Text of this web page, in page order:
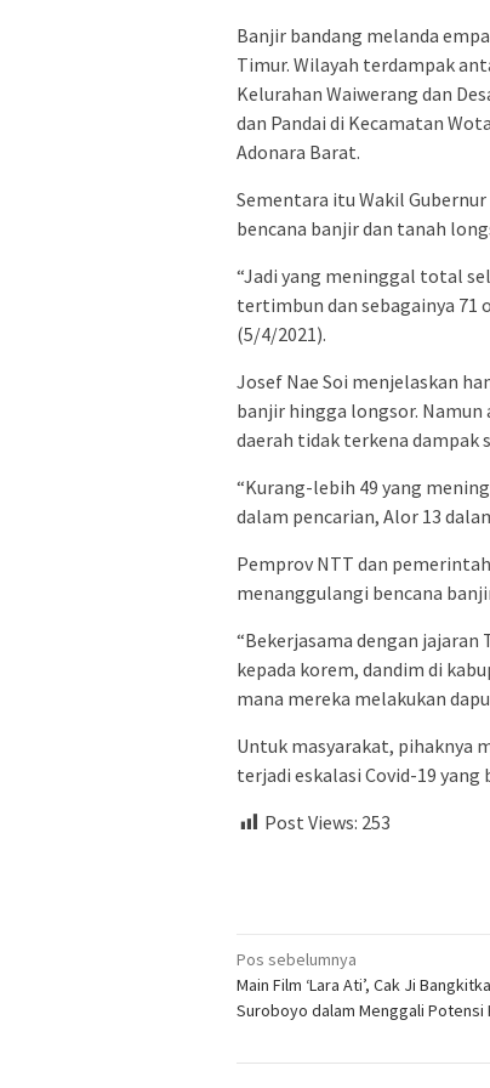
Banjir bandang melanda
Timur. Wilayah terdampak
Kelurahan Waiwerang dan
dan Pandai di Kecamatan
Adonara Barat.
Sementara itu Wakil
bencana banjir dan tanah
“Jadi yang meninggal total
tertimbun dan sebagainya 71
(5/4/2021).
Josef Nae Soi menjelaskan
banjir hingga longsor. Namun
daerah tidak terkena dampak
“Kurang-lebih 49 yang
dalam pencarian, Alor 13
Pemprov NTT dan
menanggulangi bencana
“Bekerjasama dengan
kepada korem, dandim di
mana mereka melakukan
Untuk masyarakat, pihaknya
terjadi eskalasi Covid-19
Post Views: 253
Navigasi
pos
Pos sebelumnya
Main Film ‘Lara Ati’, Cak Ji
Suroboyo dalam Menggali Potensi